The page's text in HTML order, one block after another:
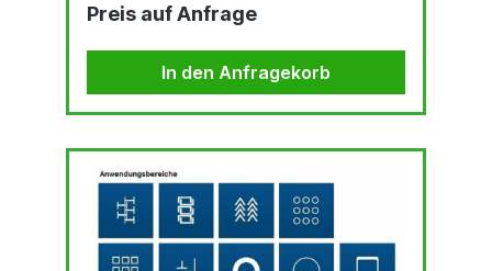
in einer temperaturbeständigen martensitischen
Umgebung und der hohe Kobaltgehalt stehen für
eine sehr gute thermische
Verschleißfestigkeit.Das Trägerband aus
hochlegiertem, chromhaltigen Federstahl ist der
Biegewechselfestigkeit. Der...
Preis auf Anfrage
In den Anfragekorb